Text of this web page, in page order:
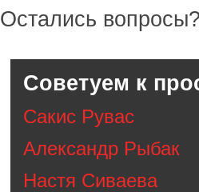
Остались
Советуем к
Сакис Рувас
Александр Рыбак
Настя Cиваева